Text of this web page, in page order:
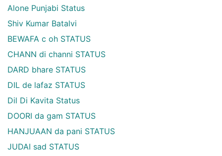
Alone Punjabi Status
Shiv Kumar Batalvi
BEWAFA c oh STATUS
CHANN di channi STATUS
DARD bhare STATUS
DIL de lafaz STATUS
Dil Di Kavita Status
DOORI da gam STATUS
HANJUAAN da pani STATUS
JUDAI sad STATUS